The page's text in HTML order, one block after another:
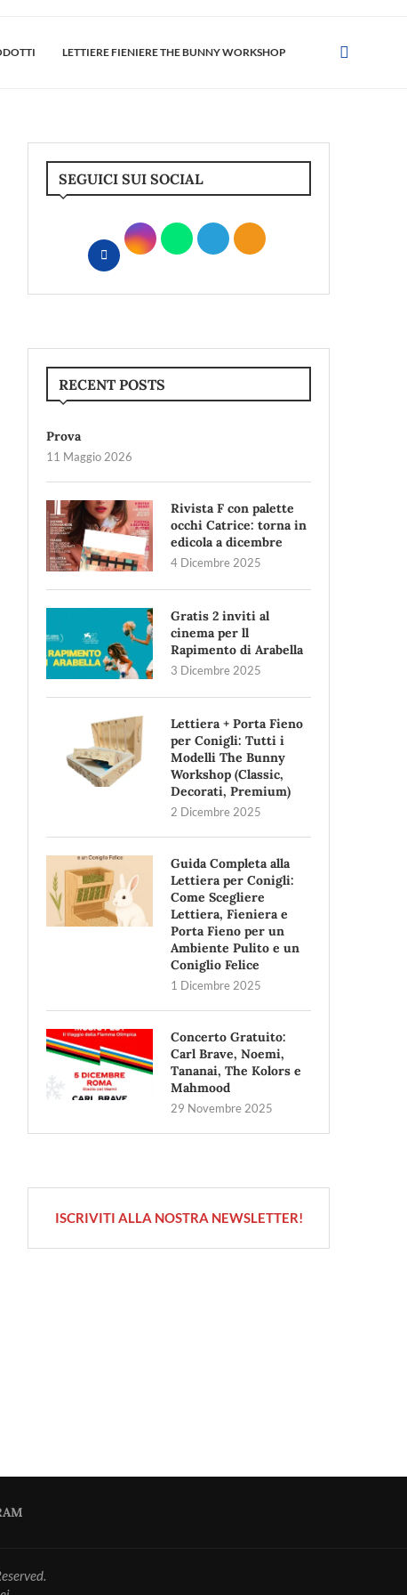
LETTIERE FIENIERE THE BUNNY WORKSHOP
SEGUICI SUI SOCIAL
RECENT POSTS
Prova
11 Maggio 2026
Rivista F con palette
occhi Catrice: torna in
edicola a dicembre
4 Dicembre 2025
Gratis 2 inviti al
cinema per ll
Rapimento di Arabella
3 Dicembre 2025
Lettiera + Porta Fieno
per Conigli: Tutti i
Modelli The Bunny
Workshop (Classic,
Decorati, Premium)
2 Dicembre 2025
Guida Completa alla
Lettiera per Conigli:
Come Scegliere
Lettiera, Fieniera e
Porta Fieno per un
Ambiente Pulito e un
Coniglio Felice
1 Dicembre 2025
Concerto Gratuito:
Carl Brave, Noemi,
Tananai, The Kolors e
Mahmood
29 Novembre 2025
ISCRIVITI ALLA NOSTRA NEWSLETTER!